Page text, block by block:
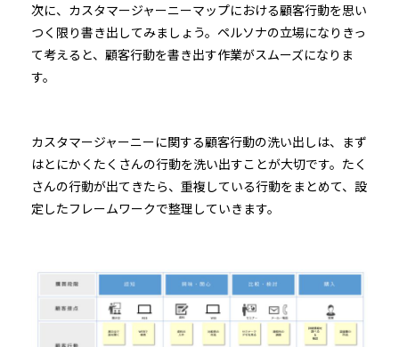
次に、カスタマージャーニーマップにおける顧客行動を思い
つく限り書き出してみましょう。ペルソナの立場になりきっ
て考えると、顧客行動を書き出す作業がスムーズになりま
す。
カスタマージャーニーに関する顧客行動の洗い出しは、まず
はとにかくたくさんの行動を洗い出すことが大切です。たく
さんの行動が出てきたら、重複している行動をまとめて、設
定したフレームワークで整理していきます。